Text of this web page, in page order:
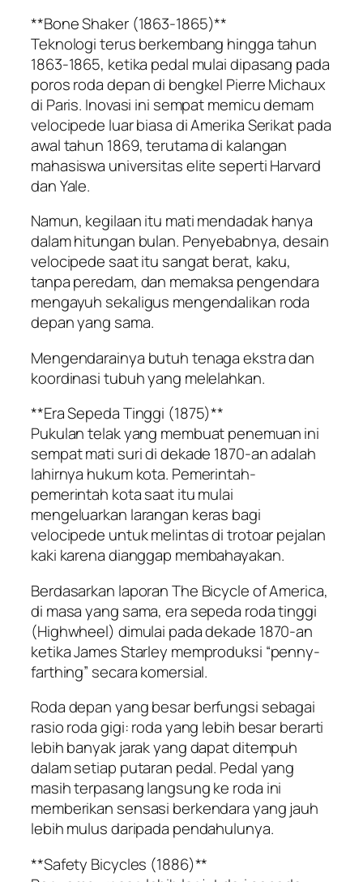
**Bone Shaker (1863-1865)**
Teknologi terus berkembang hingga tahun
1863-1865, ketika pedal mulai dipasang pada
poros roda depan di bengkel Pierre Michaux
di Paris. Inovasi ini sempat memicu demam
velocipede luar biasa di Amerika Serikat pada
awal tahun 1869, terutama di kalangan
mahasiswa universitas elite seperti Harvard
dan Yale.
Namun, kegilaan itu mati mendadak hanya
dalam hitungan bulan. Penyebabnya, desain
velocipede saat itu sangat berat, kaku,
tanpa peredam, dan memaksa pengendara
mengayuh sekaligus mengendalikan roda
depan yang sama.
Mengendarainya butuh tenaga ekstra dan
koordinasi tubuh yang melelahkan.
**Era Sepeda Tinggi (1875)**
Pukulan telak yang membuat penemuan ini
sempat mati suri di dekade 1870-an adalah
lahirnya hukum kota. Pemerintah-
pemerintah kota saat itu mulai
mengeluarkan larangan keras bagi
velocipede untuk melintas di trotoar pejalan
kaki karena dianggap membahayakan.
Berdasarkan laporan The Bicycle of America,
di masa yang sama, era sepeda roda tinggi
(Highwheel) dimulai pada dekade 1870-an
ketika James Starley memproduksi “penny-
farthing” secara komersial.
Roda depan yang besar berfungsi sebagai
rasio roda gigi: roda yang lebih besar berarti
lebih banyak jarak yang dapat ditempuh
dalam setiap putaran pedal. Pedal yang
masih terpasang langsung ke roda ini
memberikan sensasi berkendara yang jauh
lebih mulus daripada pendahulunya.
**Safety Bicycles (1886)**